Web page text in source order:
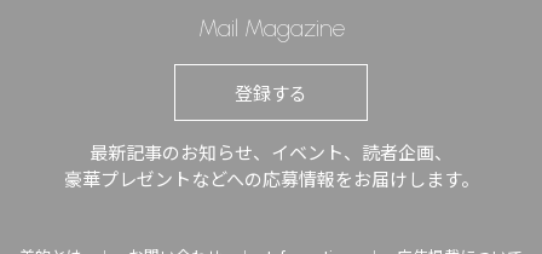
Mail Magazine
登録する
最新記事のお知らせ、イベント、読者企画、
豪華プレゼントなどへの応募情報をお届けします。